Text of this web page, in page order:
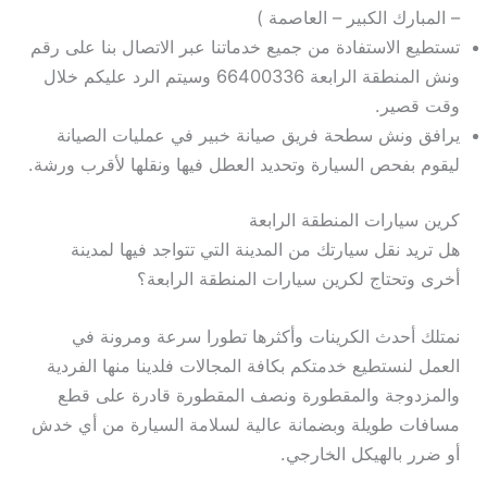
– المبارك الكبير – العاصمة )
تستطيع الاستفادة من جميع خدماتنا عبر الاتصال بنا على رقم
ونش المنطقة الرابعة 66400336 وسيتم الرد عليكم خلال
وقت قصير.
يرافق ونش سطحة فريق صيانة خبير في عمليات الصيانة
ليقوم بفحص السيارة وتحديد العطل فيها ونقلها لأقرب ورشة.
كرين سيارات المنطقة الرابعة
هل تريد نقل سيارتك من المدينة التي تتواجد فيها لمدينة
أخرى وتحتاج لكرين سيارات المنطقة الرابعة؟
نمتلك أحدث الكرينات وأكثرها تطورا سرعة ومرونة في
العمل لنستطيع خدمتكم بكافة المجالات فلدينا منها الفردية
والمزدوجة والمقطورة ونصف المقطورة قادرة على قطع
مسافات طويلة وبضمانة عالية لسلامة السيارة من أي خدش
أو ضرر بالهيكل الخارجي.